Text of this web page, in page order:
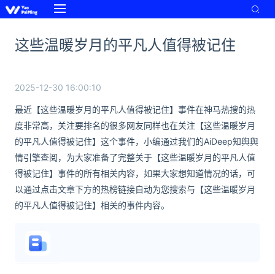
这些温暖岁月的平凡人值得被记住
2025-12-30 16:00:10
最近【这些温暖岁月的平凡人值得被记住】事件在神马热搜的热
度非常高，关注要排名的很多网友同样也在关注【这些温暖岁月
的平凡人值得被记住】这个事件，小编通过我们的AiDeep知舆舆
情引擎查阅，为大家准备了完整关于【这些温暖岁月的平凡人值
得被记住】事件的所有相关内容，如果大家想知道情况的话，可
以通过点击文章下方的热榜链接自动为您搜索与【这些温暖岁月
的平凡人值得被记住】相关的事件内容。